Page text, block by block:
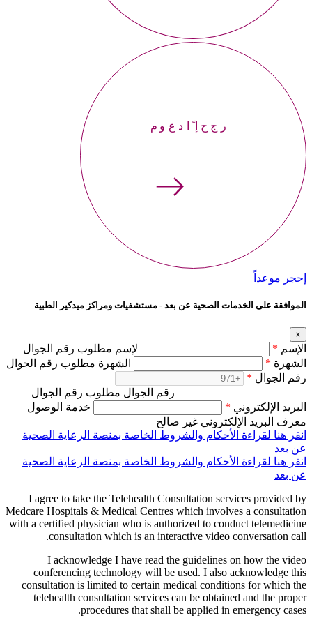
إحجر موعداً
إحجر موعداً
الموافقة على الخدمات الصحية عن بعد - مستشفيات ومراكز ميدكير الطبية
×
الإسم *
لإسم مطلوب رقم الجوال
الشهرة *
الشهرة مطلوب رقم الجوال
رقم الجوال *
رقم الجوال مطلوب رقم الجوال
البريد الإلكتروني *
خدمة الوصول
معرف البريد الإلكتروني غير صالح
انقر هنا لقراءة الأحكام والشروط الخاصة بمنصة الرعاية الصحية
عن بعد
انقر هنا لقراءة الأحكام والشروط الخاصة بمنصة الرعاية الصحية
عن بعد
I agree to take the Telehealth Consultation services provided by
Medcare Hospitals & Medical Centres which involves a consultation
with a certified physician who is authorized to conduct telemedicine
consultation which is an interactive video conversation call.
I acknowledge I have read the guidelines on how the video
conferencing technology will be used. I also acknowledge this
consultation is limited to certain medical conditions for which the
telehealth consultation services can be obtained and the proper
procedures that shall be applied in emergency cases.